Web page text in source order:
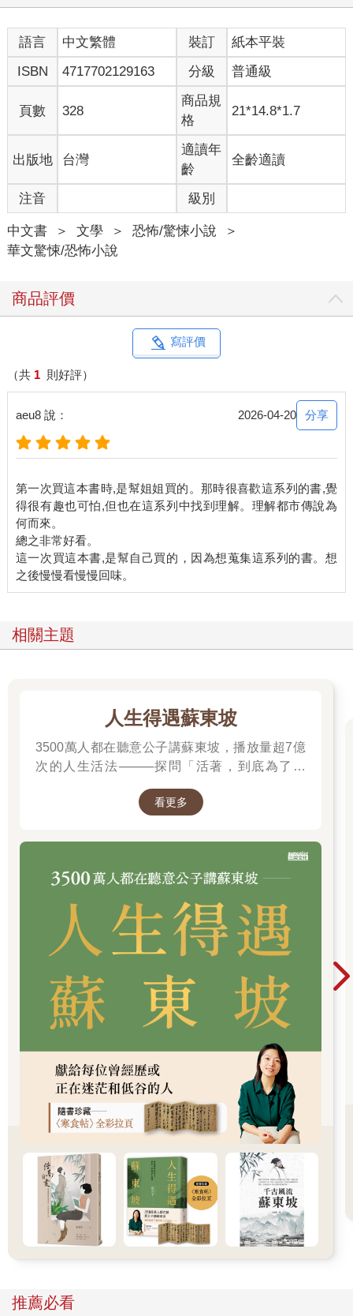
「好漂亮喔！」劉品娜連都忍不住仰首看著櫥窗裡模特兒身上的
風衣，「看起來很貴耶！」
「嗯……」方妍華正動手看著掛在前頭架上的粉色毛衣，「欸，
還好耶，這件才一千多……」
「一千多很貴了！」劉品娜相當為難，爸媽給她的畢旅基金並不
方妍華已經把衣服連同衣架取下，利用櫥窗玻璃微弱的反射比著
「歡迎！」裡頭站出了美麗的店員小姐，「想要試穿嗎？」
她雖是用英文說著，但逛這麼多天了，她們都知道基本單字：
try，掛在外面的也可以試穿嗎？
「Yes！」方妍華興奮的立即點頭，就要踏進店裡。
「欸……妳不要一進去就失心瘋啊！」劉品娜太瞭解方妍華了，
有附卡的人就是刷不停啊，「我們等等再來嘛！」
方妍華咬著唇，她的確還喜歡媽豆頭上的帽子啊，每樣都想試
華想出了兩全其美的法子，誰也不必等誰，「我要喝拿鐵，妳先
幫我點好，我試穿完就過去。」
「吼……」劉品娜轉了轉眼珠子思考幾秒，這樣的確最省事，
「好吧，妳要快喔！不要每件都穿！就這件，買完就過來！」
「還是小娜最瞭解我！」方妍華一臉認真的掛保證，「妳放
心！」
劉品娜搖搖頭，主動接過她手上一大堆的東西，「給我啦，我還
拿得了，我先去咖啡廳囉！要、快！」
方妍華笑著，開心的進入服飾店。
而劉品娜扭頭回身往巷口走去，提著一大堆東西，直衝近在咫尺
的腳真的要廢了！
好不容易進入咖啡廳裡找到舒適的座位，還拜託坐在隔壁的客人
幫她看一下戰利品們，這才能輕鬆的到櫃檯去點上兩杯拿鐵，兩
塊看上去誘人的水果蛋糕。
只是當咖啡都冷掉時，對面的座位仍然是空著的。
「搞什麼啊……」劉品娜不安的看著手機，妍華真的大敗家嗎？
服都會買一大堆，加上好不容易高中畢業後不必再穿制服，她像
是想把大學要穿的衣服一口氣買完似的！
遊超級貴，她可不想花錢打電話……走吧！她一向是實踐派，剩
「呃……妳好！請問我朋友還在裡面嗎？」劉品娜用著拙劣的英
文說著，反正單字對就好了，他們讀得懂意思的。
「妳朋友？」美女櫃姊有些困惑！
「是啊，剛剛那個穿紅色外套的女生？她進來試穿門口那件粉色
在那兒。
咦？劉品娜認真的往外看，妍華不是很喜歡嗎？居然沒買？
「對不起，我不知道妳在說什麼？」美女櫃姊笑望著她，「我們
餘音未落，試衣間的門打開了。
走出的是陌生人，一個棕髮的妙齡女郎，根本不是方妍華。
「我朋友什麼時候走的？」劉品娜突然有點不悅，妍華為什麼放
「我不知道哪個是妳朋友啊！」櫃姐相當不解，進入有點雞同鴨
講的狀況。
「就──」劉品娜索性拿出手機，幸好她們今天有拍照，「ok，就
是這個女生，她想試穿門外那件粉紅毛衣，我就是剛在門口跟她
一起的女生啊！」
櫃姐認真的湊上前看著手機，再看看，眉頭皺起，「我沒印象看
過她……也沒看過妳啊！」
什麼？劉品娜呆晌在原地，這叫睜著眼睛說瞎話吧！
「剛剛我──」她索性走出店外，走下那階高台，「我剛就站在這
裡，我朋友拿著這件衣服說要試穿，然後我先離開，她走進店裡
試穿，而妳就站在這個位子啊！」
「No！我從來沒看過妳啊！」櫃姐瞪大那雙藍色眼睛，「現在才
是我第一次看見妳，今天也沒有任何人來試穿那件衣服啊！」
到底在說什麼啊！？劉品娜突然覺得有股不安感湧上，她二話不
說再度衝進店裡，裡面另一位櫃姊立刻出聲制止，但她不顧一切
的到了那三間試衣間前，一間一間的開啟──沒有人。
「妳是不是記錯了呢？不對的巷子不對的店？」另一個較成熟的
她不可能記錯，這間店的風格如此特殊，距離咖啡廳也才五十步
距離，哪有可能搞錯？那件粉色毛衣甚至還掛在架子上，櫥窗裡
語言 中文繁體 裝訂
紙本平裝
ISBN
4717702129163 分級 普通級
頁數 328
商品規
格
21*14.8*1.7
出版地 台灣
適讀年
齡
全齡適讀
注音 級別
中文書 ＞ 文學 ＞ 恐怖/驚悚小說
＞
華文驚悚/恐怖小說
商品評價
寫評價
（共 1 則好評）
aeu8 說： 2026-04-20 分享
第一次買這本書時,是幫姐姐買的。那時很喜歡這系列的書,覺
得很有趣也可怕,但也在這系列中找到理解。理解都市傳說為
何而來。
總之非常好看。
這一次買這本書,是幫自己買的，因為想蒐集這系列的書。想
相關主題
人生得遇蘇東坡
3500萬人都在聽意公子講蘇東坡，播放量超7億
次的人生活法────探問「活著，到底為了什
看更多
推薦必看